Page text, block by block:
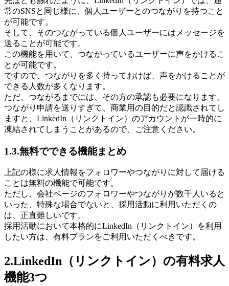
常のSNSと同じ様に、個人ユーザーとのつながりを持つこと
が可能です。
そして、そのつながっている個人ユーザーにはメッセージを
送ることが可能です。
この機能を用いて、つながっているユーザーに声をかけるこ
とが可能です。
ですので、つながりを多く持っておけば、声をかけることが
できる人数が多くなります。
ただ、つながるまでには、その方の承認も必要になります。
つながり申請を送りすぎて、商業用の目的だと認識されてし
ますと、LinkedIn（リンクトイン）のアカウントが一時的に
凍結されてしまうことがあるので、ご注意ください。
1.3.無料でできる機能まとめ
上記の様に求人情報をフォロワーやつながりに対して届ける
ことは無料の機能で可能です。
ただし、会社ページのフォロワーやつながりが数千人いると
いった、特殊な場合でないと、採用活動に利用いただくの
は、正直難しいです。
採用活動において本格的にLinkedIn（リンクトイン）を利用
したい方は、有料プランをご利用いただくべきです。
2.LinkedIn（リンクトイン）の有料求人
機能3つ